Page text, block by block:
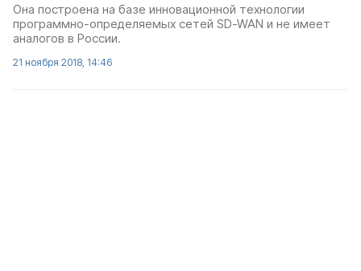
Она построена на базе инновационной технологии
программно-определяемых сетей SD-WAN и не имеет
аналогов в России.
21 ноября 2018, 14:46